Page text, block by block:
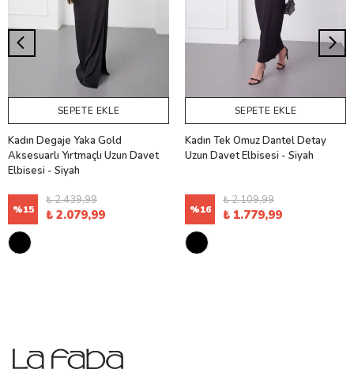
SEPETE EKLE
Kadın Degaje Yaka Gold
Aksesuarlı Yırtmaçlı Uzun Davet
Elbisesi - Siyah
%15
₺ 2.439,99
₺ 2.079,99
SEPETE EKLE
Kadın Tek Omuz Dantel Detay
Uzun Davet Elbisesi - Siyah
%16
₺ 2.109,99
₺ 1.779,99